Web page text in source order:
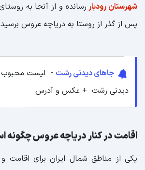
شهرستان رودبار رسانده و از آنجا به
پس از گذر از روستا به دریاچه عروس
جاهای دیدنی رشت - لیست محبوب
دیدنی رشت + عکس و آدرس
اقامت در کنار دریاچه عروس چگونه
یکی از مناطق شمال ایران برای